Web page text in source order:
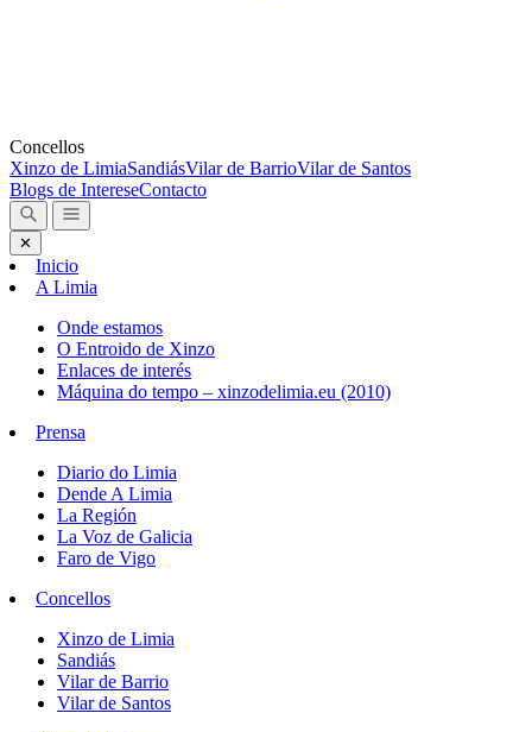
Concellos
Xinzo de LimiaSandiásVilar de BarrioVilar de Santos
Blogs de IntereseContacto
✕
Inicio
A Limia
Onde estamos
O Entroido de Xinzo
Enlaces de interés
Máquina do tempo – xinzodelimia.eu (2010)
Prensa
Diario do Limia
Dende A Limia
La Región
La Voz de Galicia
Faro de Vigo
Concellos
Xinzo de Limia
Sandiás
Vilar de Barrio
Vilar de Santos